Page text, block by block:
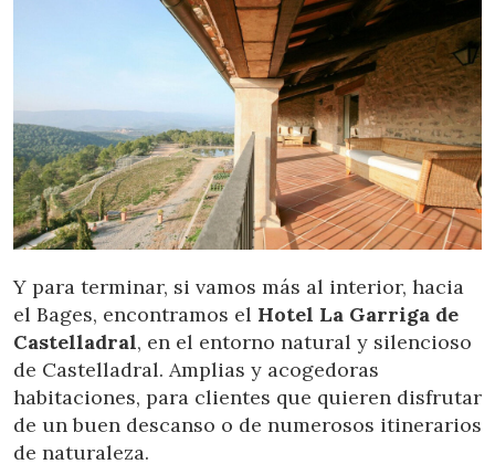
Y para terminar, si vamos más al interior, hacia
el Bages, encontramos el Hotel La Garriga de
Castelladral, en el entorno natural y silencioso
de Castelladral. Amplias y acogedoras
habitaciones, para clientes que quieren disfrutar
de un buen descanso o de numerosos itinerarios
de naturaleza.